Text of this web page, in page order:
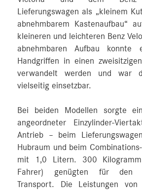
Lieferungswagen als „kleinem
abnehmbarem Kastenaufbau“
kleineren und leichteren Benz
abnehmbaren Aufbau konnte
Handgriffen in einen
verwandelt werden und war
vielseitig einsetzbar.
Bei beiden Modellen sorgte
angeordneter Einzylinder-
Antrieb – beim
Hubraum und beim
mit 1,0 Litern. 300 Kilogramm
Fahrer) genügten für den
Transport. Die Leistungen